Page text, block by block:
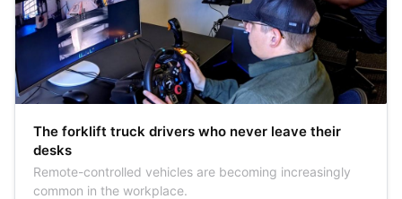
The forklift truck drivers who never leave their
desks
Remote-controlled vehicles are becoming increasingly
common in the workplace.